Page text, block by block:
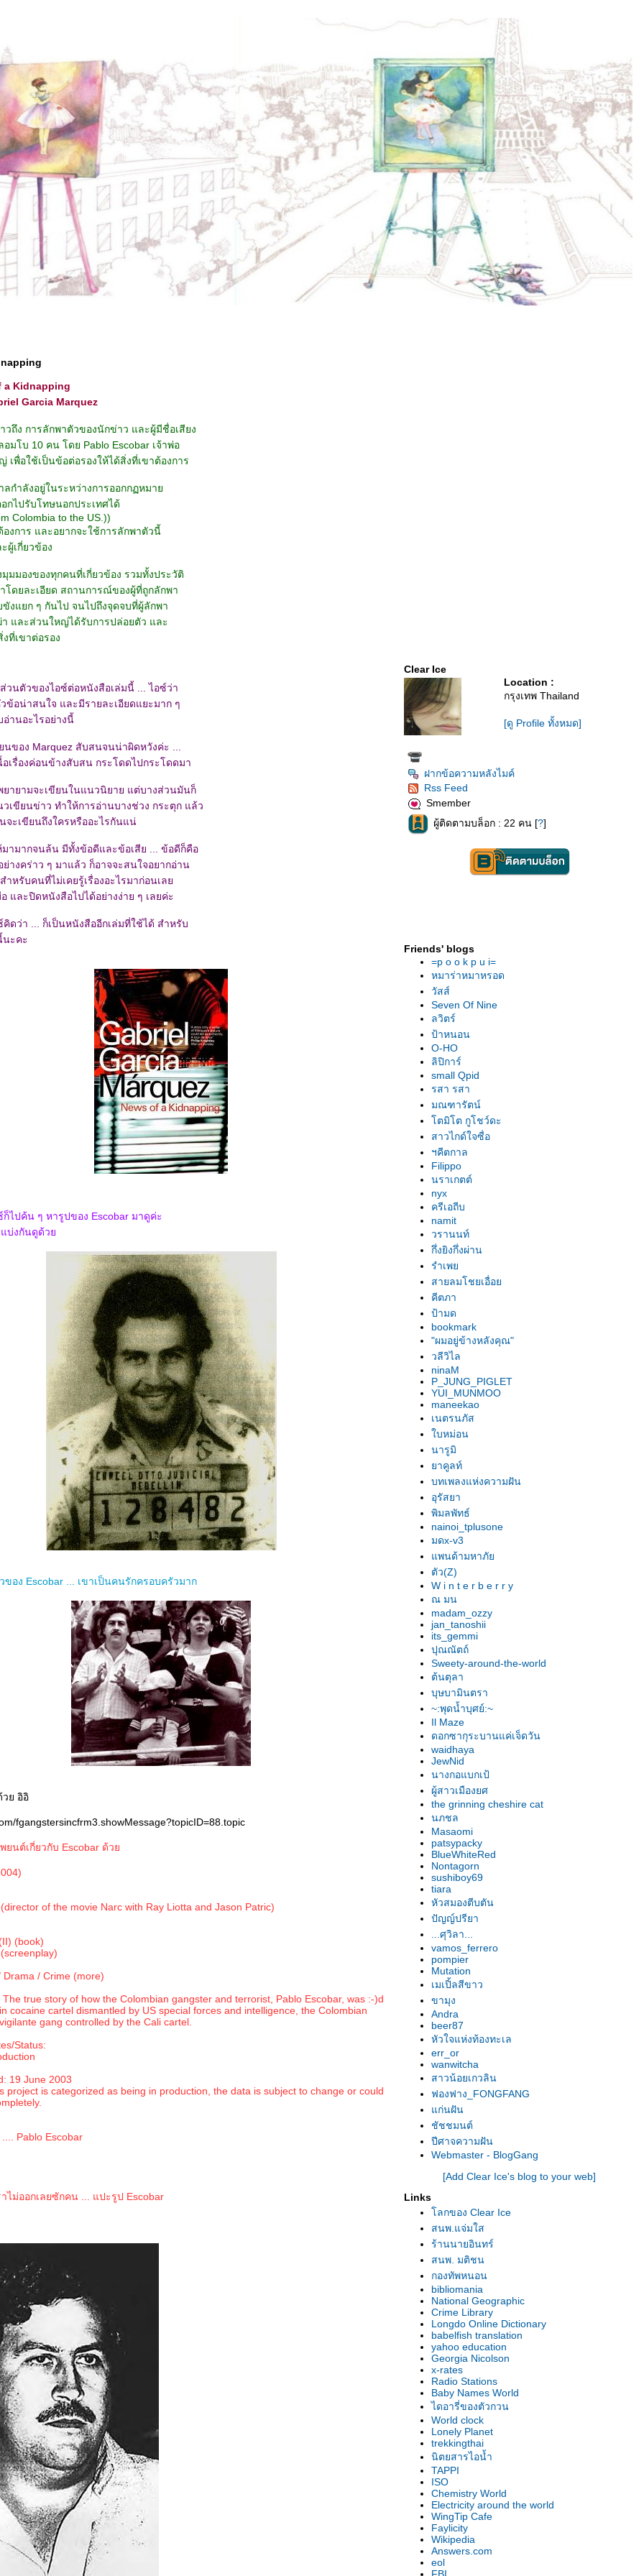
a Kidnapping
Garcia Marquez
วถึง การลักพาตัวของนักข่าว และผู้มีชื่อเสียง
มโบ 10 คน โดย Pablo Escobar เจ้าพ่อ
เพื่อใช้เป็นข้อต่อรองให้ได้สิ่งที่เขาต้องการ
กำลังอยู่ในระหว่างการออกกฏหมา
กไปรับโทษนอกประเทศได้
Colombia to the US.))
องการ และอยากจะใช้การลักพาตัวนี้
ผู้เกี่ยวข้อง
มุมมองของทุกคนที่เกี่ยวข้อง รวมทั้งประวัติ
ดยละเอียด สถานการณ์ของผู้ที่ถูกลักพา
งแยก ๆ กันไป จนไปถึงจุดจบที่ผู้ลักพา
และส่วนใหญ่ได้รับการปล่อยตัว และ
ที่เขาต่อรอง
นตัวของไอซ์ต่อหนังสือเล่มนี้ ... ไอซ์ว่า
ข้อน่าสนใจ และมีรายละเอียดแยะมาก ๆ
านอะไรอย่างนี้
ของ Marquez สับสนจนน่าผิดหวังค่ะ ...
อเรื่องค่อนข้างสับสน กระโดดไปกระโดดมา
ยายามจะเขียนในแนวนิยาย แต่บางส่วนมันก็
วเขียนข่าว ทำให้การอ่านบางช่วง กระตุก แล้ว
จะเขียนถึงใครหรืออะไรกันแน่
มามากจนล้น มีทั้งข้อดีและข้อเสีย ... ข้อดีก็คือ
ย่างคร่าว ๆ มาแล้ว ก็อาจจะสนใจอยากอ่าน
ำหรับคนที่ไม่เคยรู้เรื่องอะไรมาก่อนเล
และปิดหนังสือไปได้อย่างง่าย ๆ เลยค่ะ
ดว่า ... ก็เป็นหนังสืออีกเล่มที่ใช้ได้ สำหรับ
นะคะ
ไปค้น ๆ หารูปของ Escobar มาดูค่ะ
แบ่งกันดูด้ว
ของ Escobar ... เขาเป็นคนรักครอบครัวมาก
วย อิอิ
fgangstersincfrm3.showMessage?topicID=88.topic
ยนต์เกี่ยวกับ Escobar ด้ว
of the movie Narc with Ray Liotta and Jason Patric)
(book)
Drama / Crime (more)
The true story of how the Colombian gangster and terrorist, Pablo Escobar, was :-)d
cocaine cartel dismantled by US special forces and intelligence, the Colombian
gang controlled by the Cali cartel.
Status:
19 June 2003
project is categorized as being in production, the data is subject to change or could
Pablo Escobar
ไม่ออกเลยซักคน ... แปะรูป Escobar
Clear Ice
Location :
กรุงเทพ Thailand
[ดู Profile ทั้งหมด]
ฝากข้อความหลังไมค์
Rss Feed
Smember
ผู้ติดตามบล็อก : 22 คน [?]
Friends' blogs
=p o o k p u i=
หมาร่าหมาหรอด
วัสส์
Seven Of Nine
ลวิตร์
ป้าหนอน
O-HO
ลิปิการ์
small Qpid
รสา รสา
มณฑารัตน์
ตมิโต กูโชว์ดะ
สาวไกด์ใจซื่อ
ฯคีตกาล
Filippo
นราเกตต์
nyx
ครีเอถีบ
namit
วรานนท์
กึ่งยิงกึ่งผ่าน
รำเพ
สายลมโชยเอื่อ
คีตภา
ป้ามด
bookmark
"ผมอยู่ข้างหลังคุณ"
วลีวิไล
ninaM
P_JUNG_PIGLET
YUI_MUNMOO
maneekao
เนตรนภัส
บหม่อน
นารูมิ
าคูลท์
บทเพลงแห่งความฝัน
อุรัสยา
พิมลพัทธ์
nainoi_tplusone
มดx-v3
พนด้ามหาภั
ตัว(Z)
W i n t e r b e r r y
ณ มน
madam_ozzy
jan_tanoshii
its_gemmi
ปุณณัตถ์
Sweety-around-the-world
ต้นตุลา
บุษบามินตรา
~:พุดน้ำบุศย์:~
Il Maze
ดอกซากุระบานแค่เจ็ดวัน
waidhaya
JewNid
นางกอแบกเป้
ผู้สาวเมืองยศ
the grinning cheshire cat
นภชล
Masaomi
patsypacky
BlueWhiteRed
Nontagorn
sushiboy69
tiara
หัวสมองตีบตัน
ปัญญ์ปรียา
...ศุวิลา...
vamos_ferrero
pompier
Mutation
เมเปิ้ลสีขาว
ขามุง
Andra
beer87
หัวใจแห่งท้องทะเล
err_or
wanwitcha
สาวน้อยเกวลิน
ฟองฟาง_FONGFANG
ก่นฝัน
ชัชชมนต์
ปีศาจความฝัน
Webmaster - BlogGang
[Add Clear Ice's blog to your web]
Links
ลกของ Clear Ice
สนพ.แจ่มใส
ร้านนายอินทร์
สนพ. มติชน
กองทัพหนอน
bibliomania
National Geographic
Crime Library
Longdo Online Dictionary
babelfish translation
yahoo education
Georgia Nicolson
x-rates
Radio Stations
Baby Names World
ไดอารี่ของตัวกวน
World clock
Lonely Planet
trekkingthai
นิตยสารไอน้ำ
TAPPI
ISO
Chemistry World
Electricity around the world
WingTip Cafe
Faylicity
Wikipedia
Answers.com
eol